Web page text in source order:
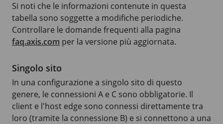
Si noti che le informazioni contenute in questa
tabella sono soggette a modifiche periodiche.
Controllare le domande frequenti alla pagina
faq.axis.com per la versione più aggiornata.
Singolo sito
In una configurazione a singolo sito di questo
genere, le connessioni A e C sono obbligatorie. Il
client e l'host edge sono connessi direttamente tra
loro (tramite la connessione B) e si connettono a una